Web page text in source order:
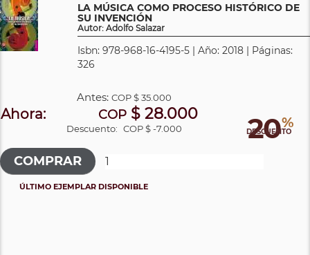
LA MÚSICA COMO PROCESO HISTÓRICO DE
SU INVENCIÓN
Autor: Adolfo Salazar
Isbn: 978-968-16-4195-5 | Año: 2018 | Páginas:
326
20%
DESCUENTO
Antes: COP$ 35.000
Ahora: COP $ 28.000
Descuento: COP $ -7.000
ÚLTIMO EJEMPLAR DISPONIBLE